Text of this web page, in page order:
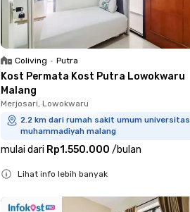
Coliving • Putra
Kost Permata Kost Putra Lowokwaru
Malang
Merjosari, Lowokwaru
2.2 km dari rumah sakit umum universitas
muhammadiyah malang
mulai dari Rp1.550.000 /bulan
Lihat info lebih banyak